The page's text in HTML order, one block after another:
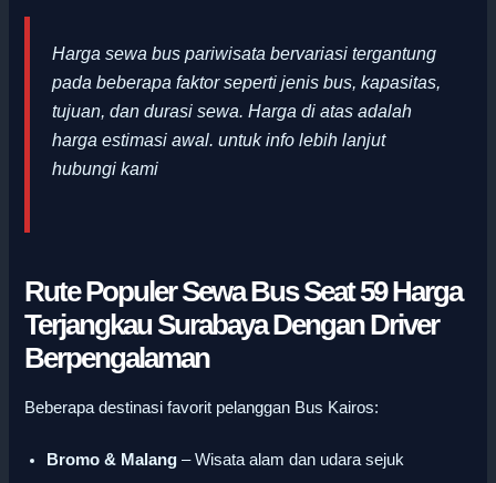
Harga sewa bus pariwisata bervariasi tergantung
pada beberapa faktor seperti jenis bus, kapasitas,
tujuan, dan durasi sewa. Harga di atas adalah
harga estimasi awal .untuk info lebih lanjut
hubungi kami
Rute Populer Sewa Bus Seat 59 Harga
Terjangkau Surabaya Dengan Driver
Berpengalaman
Beberapa destinasi favorit pelanggan Bus Kairos:
Bromo & Malang – Wisata alam dan udara sejuk